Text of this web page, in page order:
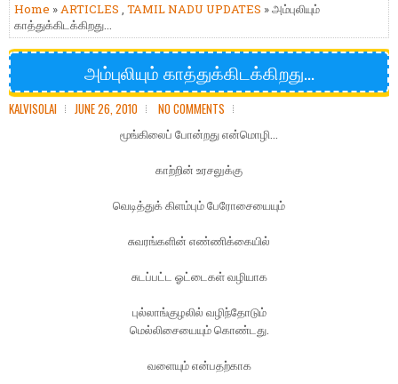
Home »ARTICLES , TAMIL NADU UPDATES » அம்புலியும்
காத்துக்கிடக்கிறது...
அம்புலியும் காத்துக்கிடக்கிறது...
KALVISOLAI JUNE 26, 2010 NO COMMENTS
மூங்கிலைப் போன்றது என்மொழி...
காற்றின் உரசலுக்கு
வெடித்துக் கிளம்பும் பேரோசையையும்
சுவரங்களின் எண்ணிக்கையில்
சுடப்பட்ட ஓட்டைகள் வழியாக
புல்லாங்குழலில் வழிந்தோடும்
மெல்லிசையையும் கொண்டது.
வளையும் என்பதற்காக